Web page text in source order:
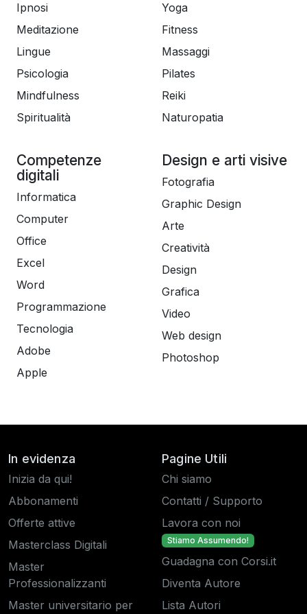
Ipnosi
Meditazione
Lingue
Psicologia
Mindfulness
Spiritualità
Yoga
Fitness
Massaggi
Pilates
Reiki
Naturopatia
Competenze
digitali
Informatica
Computer
Office
Excel
Word
Programmazione
Tecnologia
Adobe
Apple
Design e arti visive
Fotografia
Graphic Design
Arte
Creatività
Design
Grafica
Video
Web design
Photoshop
In evidenza
Inizia da qui!
Abbonamenti
Offerte attive
Masterclass Digitali
Master
Professionalizzanti
Master universitario per
Pagine Utili
Chi siamo
Contatti / Supporto
Lavora con noi
Stiamo Assumendo!
Guadagna con Corsi.it
Diventa Autore
Lista Autori